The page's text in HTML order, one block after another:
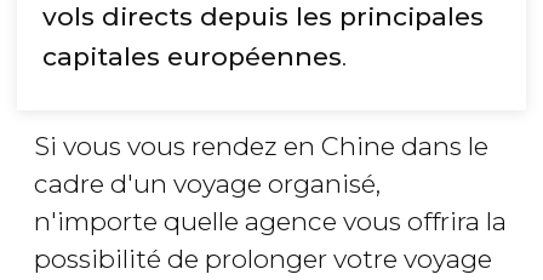
vols directs depuis les principales
capitales européennes.
Si vous vous rendez en Chine dans le
cadre d'un voyage organisé,
n'importe quelle agence vous offrira la
possibilité de prolonger votre voyage